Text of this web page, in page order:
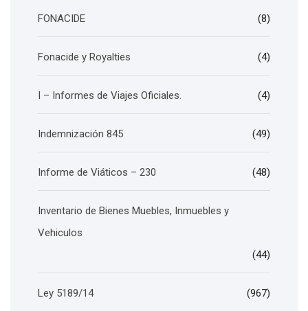
FONACIDE (8)
Fonacide y Royalties (4)
I – Informes de Viajes Oficiales. (4)
Indemnización 845 (49)
Informe de Viáticos – 230 (48)
Inventario de Bienes Muebles, Inmuebles y
Vehiculos
(44)
Ley 5189/14 (967)